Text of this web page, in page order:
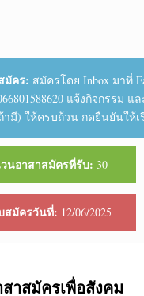
มัคร: สมัครโดย Inbox มาที่
แจ้งกิจกรรม
มี) ให้ครบถ้วน กดยืนยันให้
นอาสาสมัครที่รับ: 30
สมัครวันที่: 12/06/2025
าสมัครเพื่อสังคม